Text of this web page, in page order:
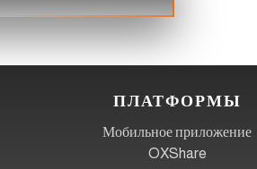
ПЛАТФОРМЫ
Мобильное приложение
OXShare